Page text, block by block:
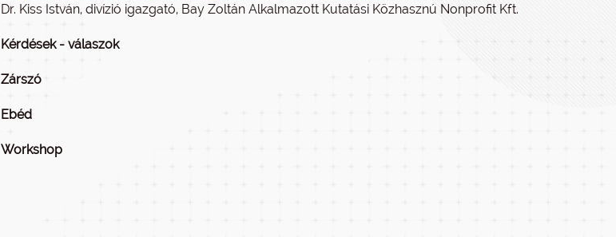
Dr. Kiss István, divízió igazgató, Bay Zoltán Alkalmazott Kutatási Közhasznú Nonprofit Kft.
Kérdések - válaszok
Zárszó
Ebéd
Workshop